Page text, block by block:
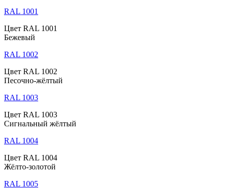
RAL 1001
Цвет RAL 1001
Бежевый
RAL 1002
Цвет RAL 1002
Песочно-жёлтый
RAL 1003
Цвет RAL 1003
Сигнальный жёлтый
RAL 1004
Цвет RAL 1004
Жёлто-золотой
RAL 1005